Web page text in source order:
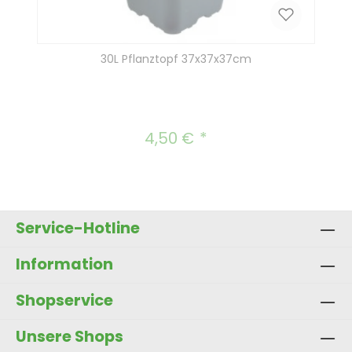
30L Pflanztopf 37x37x37cm
Regulärer Preis:
4,50 €
Service-Hotline
Information
Shopservice
Unsere Shops